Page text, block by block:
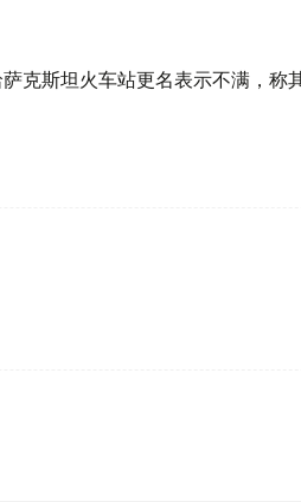
克斯坦火车站更名表示不满，称